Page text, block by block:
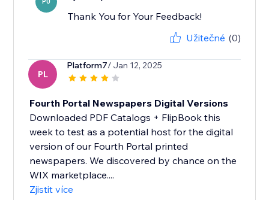
PU
Thank You for Your Feedback!
Užitečné (0)
PL
Platform7/ Jan 12, 2025
Fourth Portal Newspapers Digital Versions
Downloaded PDF Catalogs + FlipBook this
week to test as a potential host for the digital
version of our Fourth Portal printed
newspapers. We discovered by chance on the
WIX marketplace....
Zjistit více